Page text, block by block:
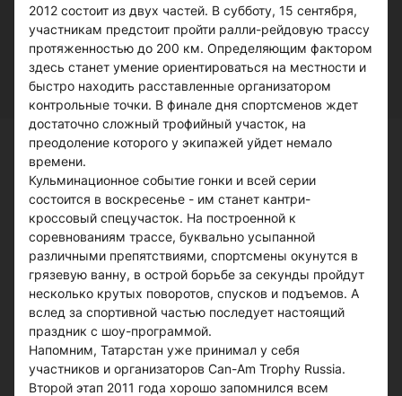
2012 состоит из двух частей. В субботу, 15 сентября,
участникам предстоит пройти ралли-рейдовую трассу
протяженностью до 200 км. Определяющим фактором
здесь станет умение ориентироваться на местности и
быстро находить расставленные организатором
контрольные точки. В финале дня спортсменов ждет
достаточно сложный трофийный участок, на
преодоление которого у экипажей уйдет немало
времени.
Кульминационное событие гонки и всей серии
состоится в воскресенье - им станет кантри-
кроссовый спецучасток. На построенной к
соревнованиям трассе, буквально усыпанной
различными препятствиями, спортсмены окунутся в
грязевую ванну, в острой борьбе за секунды пройдут
несколько крутых поворотов, спусков и подъемов. А
вслед за спортивной частью последует настоящий
праздник с шоу-программой.
Напомним, Татарстан уже принимал у себя
участников и организаторов Can-Am Trophy Russia.
Второй этап 2011 года хорошо запомнился всем